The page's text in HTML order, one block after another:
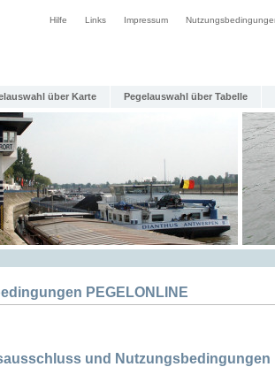
Hilfe Links Impressum
über Karte Pegelauswahl über Tabelle
PEGELONLINE
und Nutzungsbedingungen